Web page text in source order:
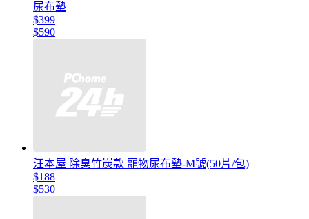
尿布墊
$399
$590
汪本屋 除臭竹炭款 寵物尿布墊-M號(50片/包)
$188
$530